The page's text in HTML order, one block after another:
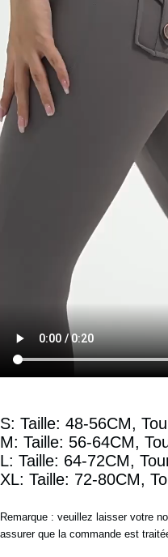
S: Taille: 48-56CM,
M: Taille: 56-64CM,
L: Taille: 64-72CM,
XL: Taille: 72-80CM,
Remarque : veuillez laisser votre
assurer que la commande est